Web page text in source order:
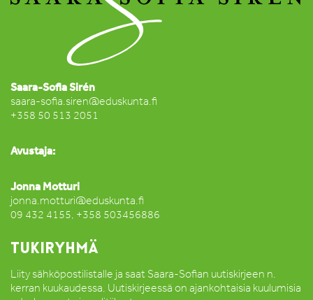
Saara-Sofia Sirén
saara-sofia.siren@eduskunta.fi
+358 50 513 2051
Avustaja:
Jonna Motturi
jonna.motturi@eduskunta.fi
09 432 4155, +358 503456886
TUKIRYHMÄ
Liity sähköpostilistalle ja saat Saara-Sofian uutiskirjeen n.
kerran kuukaudessa. Uutiskirjeessä on ajankohtaisia kuulumisia